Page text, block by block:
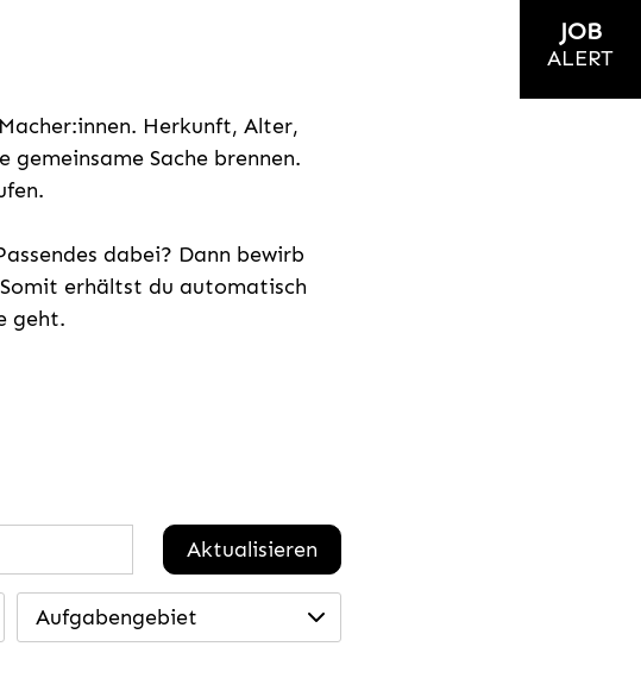
Herkunft, Alter,
Sache brennen.
dabei? Dann bewirb
erhältst du automatisch
geht.
Aktualisieren
Aufgabengebiet
JOB
ALERT